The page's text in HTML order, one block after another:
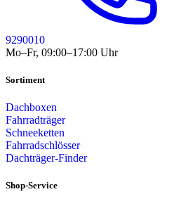
9290010
Mo–Fr, 09:00–17:00 Uhr
Sortiment
Dachboxen
Fahrradträger
Schneeketten
Fahrradschlösser
Dachträger-Finder
Shop-Service